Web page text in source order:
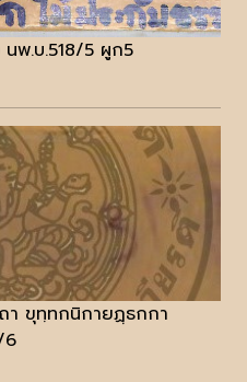
พ.บ.518/5 ผูก5
ขุทฺทกนิกายฏฺธกกา
6